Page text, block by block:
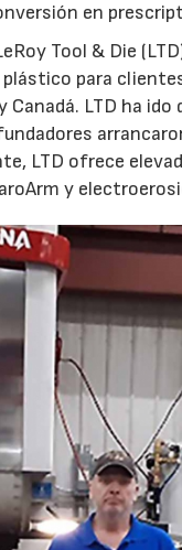
en
Tool & Die
para
LTD ha
LTD ofrece
y